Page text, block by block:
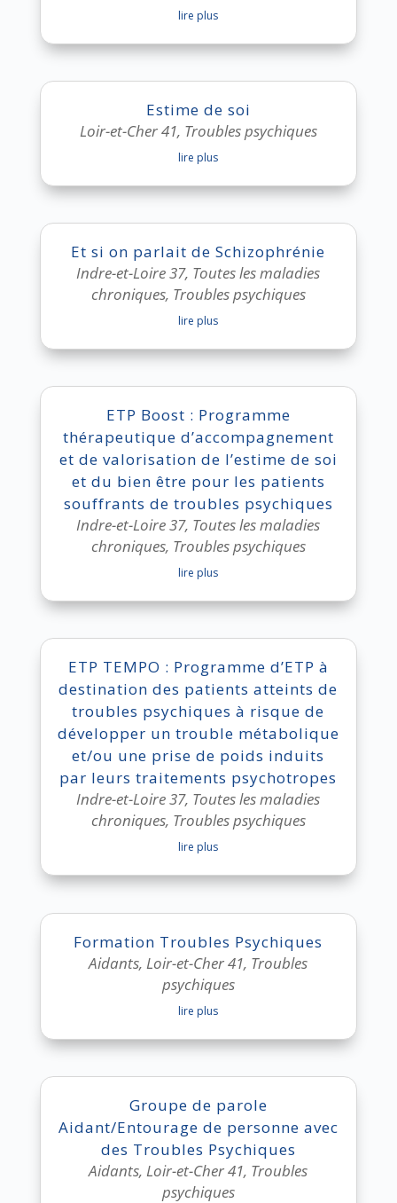
lire plus
Estime de soi
Loir-et-Cher 41, Troubles psychiques
lire plus
Et si on parlait de Schizophrénie
Indre-et-Loire 37, Toutes les maladies
chroniques, Troubles psychiques
lire plus
ETP Boost : Programme
thérapeutique d’accompagnement
et de valorisation de l’estime de soi
et du bien être pour les patients
souffrants de troubles psychiques
Indre-et-Loire 37, Toutes les maladies
chroniques, Troubles psychiques
lire plus
ETP TEMPO : Programme d’ETP à
destination des patients atteints de
troubles psychiques à risque de
développer un trouble métabolique
et/ou une prise de poids induits
par leurs traitements psychotropes
Indre-et-Loire 37, Toutes les maladies
chroniques, Troubles psychiques
lire plus
Formation Troubles Psychiques
Aidants,Loir-et-Cher 41, Troubles
psychiques
lire plus
Groupe de parole
Aidant/Entourage de personne avec
des Troubles Psychiques
Aidants,Loir-et-Cher 41, Troubles
psychiques